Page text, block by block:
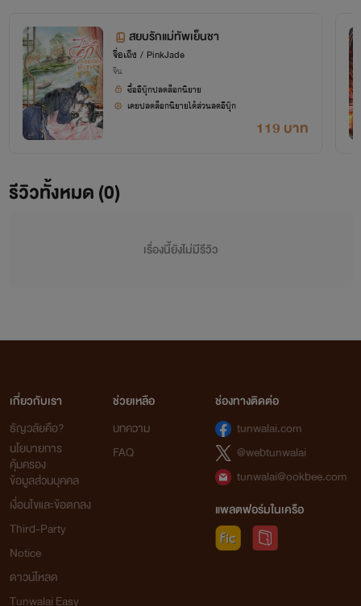
สยบรักแม่ทัพเย็นชา
จื่อเถิง / PinkJade
จีน
119 บาท
ซื้ออีบุ๊กปลดล็อกนิยาย
เคยปลดล็อกนิยายได้ส่วนลดอีบุ๊ก
รีวิวทั้งหมด (0)
เรื่องนี้ยังไม่มีรีวิว
เกี่ยวกับเรา
ธัญวลัยคือ?
นโยบายการ
คุ้มครอง
ข้อมูลส่วนบุคคล
เงื่อนไขและข้อตกลง
Third-Party
Notice
ดาวน์โหลด
Tunwalai Easy
ช่วยเหลือ
บทความ
FAQ
ช่องทางติดต่อ
tunwalai.com
@webtunwalai
tunwalai@ookbee.com
แพลตฟอร์มในเครือ